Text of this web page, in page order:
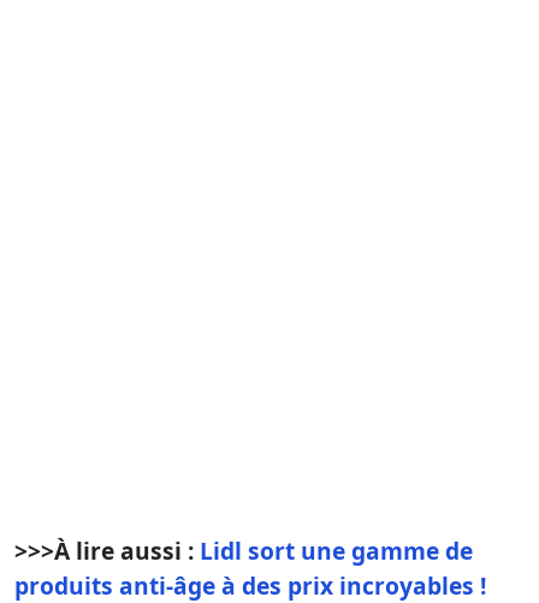
>>>À lire aussi : Lidl sort une gamme de
produits anti-âge à des prix incroyables !